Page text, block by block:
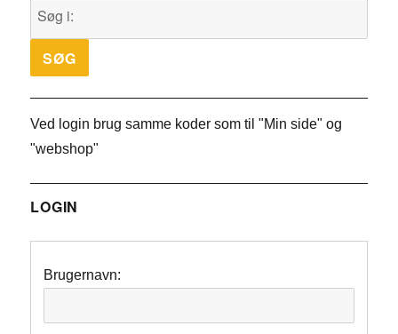
Ved login brug samme koder som til "Min side" og
"webshop"
LOGIN
Brugernavn: